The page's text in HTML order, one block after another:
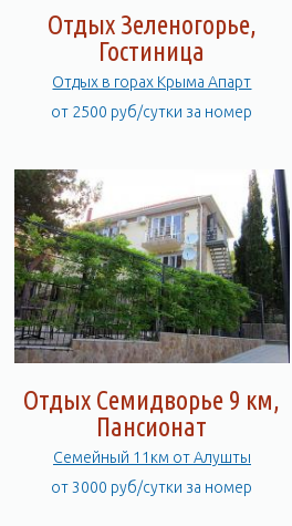
Отдых Зеленогорье,
Гостиница
Отдых в горах Крыма Апарт
от 2500 руб/сутки за номер
Отдых Семидворье 9 км,
Пансионат
Семейный 11км от Алушты
от 3000 руб/сутки за номер